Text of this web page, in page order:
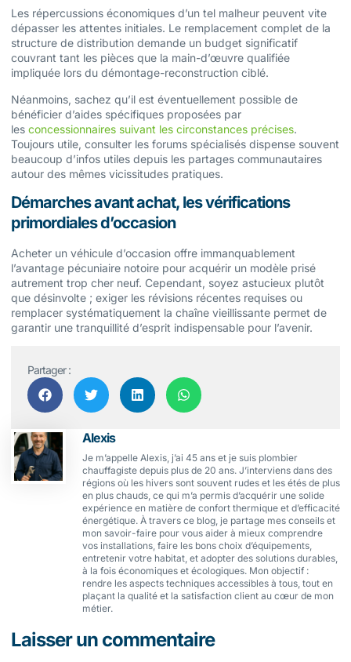
Les répercussions économiques d’un tel malheur peuvent vite
dépasser les attentes initiales. Le remplacement complet de la
structure de distribution demande un budget significatif
couvrant tant les pièces que la main-d’œuvre qualifiée
impliquée lors du démontage-reconstruction ciblé.
Néanmoins, sachez qu’il est éventuellement possible de
bénéficier d’aides spécifiques proposées par
les concessionnaires suivant les circonstances précises.
Toujours utile, consulter les forums spécialisés dispense souvent
beaucoup d’infos utiles depuis les partages communautaires
autour des mêmes vicissitudes pratiques.
Démarches avant achat, les vérifications
primordiales d’occasion
Acheter un véhicule d’occasion offre immanquablement
l’avantage pécuniaire notoire pour acquérir un modèle prisé
autrement trop cher neuf. Cependant, soyez astucieux plutôt
que désinvolte ; exiger les révisions récentes requises ou
remplacer systématiquement la chaîne vieillissante permet de
garantir une tranquillité d’esprit indispensable pour l’avenir.
Partager :
Alexis
Je m’appelle Alexis, j’ai 45 ans et je suis plombier
chauffagiste depuis plus de 20 ans. J’interviens dans des
régions où les hivers sont souvent rudes et les étés de plus
en plus chauds, ce qui m’a permis d’acquérir une solide
expérience en matière de confort thermique et d’efficacité
énergétique. À travers ce blog, je partage mes conseils et
mon savoir-faire pour vous aider à mieux comprendre
vos installations, faire les bons choix d’équipements,
entretenir votre habitat, et adopter des solutions durables,
à la fois économiques et écologiques. Mon objectif :
rendre les aspects techniques accessibles à tous, tout en
plaçant la qualité et la satisfaction client au cœur de mon
métier.
Laisser un commentaire